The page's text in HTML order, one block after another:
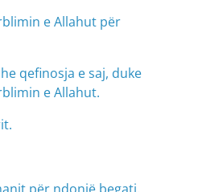
e Allahut për
qefinosja e saj, duke
e Allahut.